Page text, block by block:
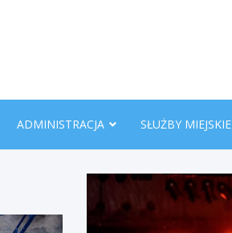
ADMINISTRACJA SŁUŻBY MIEJSKIE